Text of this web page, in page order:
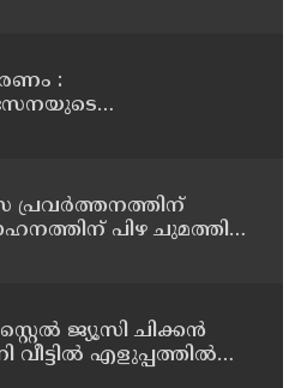
:
പ്രവർത്തനത്തിന്
പിഴ ചുമത്തി;
ജ്യൂസി ചിക്കൻ
വീട്ടിൽ എളുപ്പത്തിൽ